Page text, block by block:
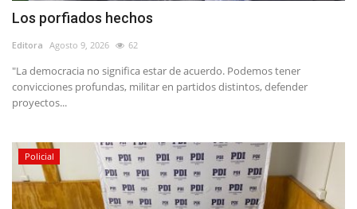
Los porfiados hechos
Editora Agosto 9, 2026 62
"La democracia no significa estar de acuerdo. Podemos tener
convicciones profundas, militar en partidos distintos, defender
proyectos...
Policial